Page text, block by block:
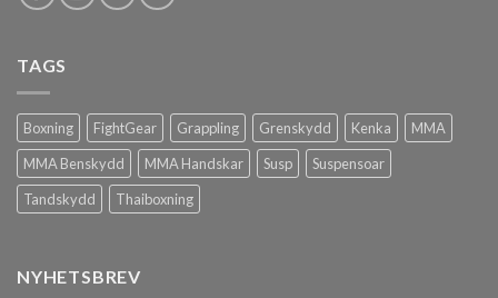
TAGS
Boxning FightGear Grappling Grenskydd Kenka
MMA
MMA Benskydd
MMA Handskar Susp
Suspensoar
Tandskydd
Thaiboxning
NYHETSBREV